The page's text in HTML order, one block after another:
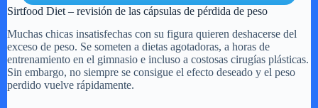
Sirtfood Diet – revisión de las cápsulas de pérdida de peso
Muchas chicas insatisfechas con su figura quieren deshacerse del
exceso de peso. Se someten a dietas agotadoras, a horas de
entrenamiento en el gimnasio e incluso a costosas cirugías plásticas.
Sin embargo, no siempre se consigue el efecto deseado y el peso
perdido vuelve rápidamente.